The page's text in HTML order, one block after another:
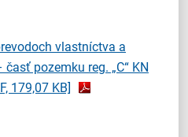
vlastníctva a
pozemku reg. „C“ KN
179,07 KB]